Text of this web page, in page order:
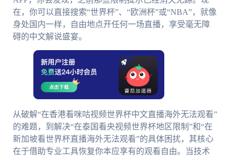
在，你可以直接搜索“世界杯”、“欧洲杯”或“NBA”，就像
身处国内一样，自由地点开任何一场直播，享受毫无障
碍的中文解说盛宴。
从破解“在香港看咪咕视频世界杯中文直播海外无法观看”
的难题，到解决“在泰国看央视频世界杯地区限制”和“在
新加坡看世界杯直播海外无法观看”的具体困扰，其核心
在于借助专业工具恢复你本应享有的观看自由。当技术